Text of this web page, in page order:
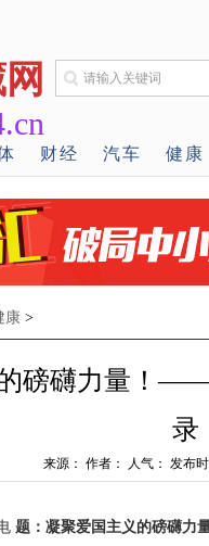
财经 汽车 健康
康 >
磅礴力量！
录
来源： 作者： 人气： 发布
题：凝聚爱国主义的磅礴力